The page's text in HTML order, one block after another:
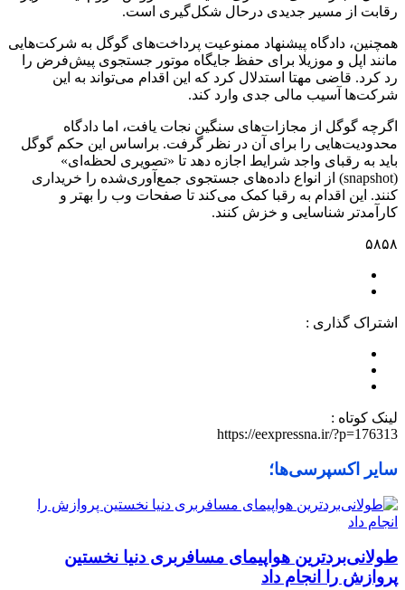
رقابت از مسیر جدیدی درحال شکل‌گیری است.
همچنین، دادگاه پیشنهاد ممنوعیت پرداخت‌های گوگل به شرکت‌هایی
مانند اپل و موزیلا برای حفظ جایگاه موتور جستجوی پیش‌فرض را
رد کرد. قاضی مهتا استدلال کرد که این اقدام می‌تواند به این
شرکت‌ها آسیب مالی جدی وارد کند.
اگرچه گوگل از مجازات‌های سنگین نجات یافت، اما دادگاه
محدودیت‌هایی را برای آن در نظر گرفت. براساس این حکم گوگل
باید به رقبای واجد شرایط اجازه دهد تا «تصویری لحظه‌ای»
(snapshot) از انواع داده‌های جستجوی جمع‌آوری‌شده را خریداری
کنند. این اقدام به رقبا کمک می‌کند تا صفحات وب را بهتر و
کارآمدتر شناسایی و خزش کنند.
۵۸۵۸
اشتراک گذاری :
لینک کوتاه :
https://eexpressna.ir/?p=176313
سایر اکسپرسی‌ها؛
طولانی‌بردترین هواپیمای مسافربری دنیا نخستین
پروازش را انجام داد